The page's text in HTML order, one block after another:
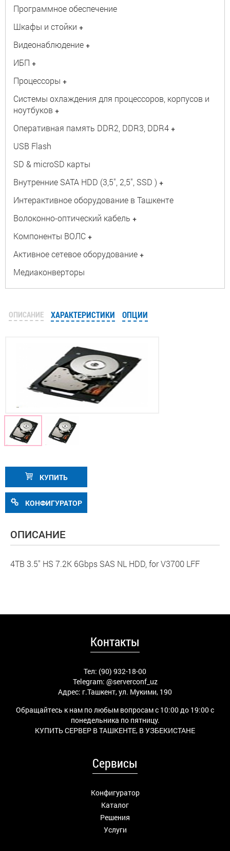
Программное обеспечение
Шкафы и стойки +
Видеонаблюдение +
ИБП +
Процессоры +
Системы охлаждения для процессоров, корпусов и
ноутбуков +
Оперативная память DDR2, DDR3, DDR4 +
USB Flash
SD & microSD карты
Внутренние SATA HDD (3,5", 2,5", SSD ) +
Интерактивное оборудование в Ташкенте
Волоконно-оптический кабель +
Компоненты ВОЛС +
Активное сетевое оборудование +
Медиаконверторы
ОПИСАНИЕ ХАРАКТЕРИСТИКИ ОПЦИИ
КУПИТЬ
КОНФИГУРАТОР
ОПИСАНИЕ
4TB 3.5" HS 7.2K 6Gbps SAS NL HDD, for V3700 LFF
Контакты
Тел: (90) 932-18-00
Telegram: @serverconf_uz
Адрес: г.Ташкент, ул. Мукими, 190
Обращайтесь к нам по любым вопросам с 10:00 до 19:00 с
понедельника по пятницу.
КУПИТЬ СЕРВЕР В ТАШКЕНТЕ, В УЗБЕКИСТАНЕ
Сервисы
Конфигуратор
Каталог
Решения
Услуги